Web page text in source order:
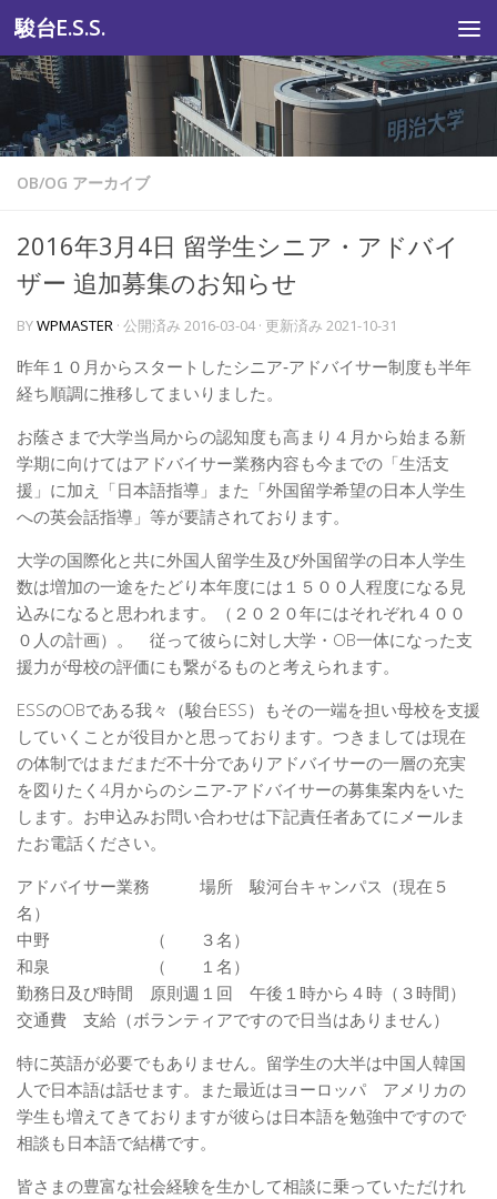
コンテンツへスキップ
駿台E.S.S.
OB/OG アーカイブ
2016年3月4日 留学生シニア・アドバイ
ザー 追加募集のお知らせ
BYWPMASTER · 公開済み 2016-03-04· 更新済み 2021-10-31
昨年１０月からスタートしたシニア‐アドバイサー制度も半年
経ち順調に推移してまいりました。
お蔭さまで大学当局からの認知度も高まり４月から始まる新
学期に向けてはアドバイサー業務内容も今までの「生活支
援」に加え「日本語指導」また「外国留学希望の日本人学生
への英会話指導」等が要請されております。
大学の国際化と共に外国人留学生及び外国留学の日本人学生
数は増加の一途をたどり本年度には１５００人程度になる見
込みになると思われます。（２０２０年にはそれぞれ４００
０人の計画）。 従って彼らに対し大学・OB一体になった支
援力が母校の評価にも繋がるものと考えられます。
ESSのOBである我々（駿台ESS）もその一端を担い母校を支援
していくことが役目かと思っております。つきましては現在
の体制ではまだまだ不十分でありアドバイサーの一層の充実
を図りたく4月からのシニア‐アドバイサーの募集案内をいた
します。お申込みお問い合わせは下記責任者あてにメールま
たお電話ください。
アドバイサー業務 場所 駿河台キャンパス（現在５
名）
中野 （ ３名）
和泉 （ １名）
勤務日及び時間 原則週１回 午後１時から４時（３時間）
交通費 支給（ボランティアですので日当はありません）
特に英語が必要でもありません。留学生の大半は中国人韓国
人で日本語は話せます。また最近はヨーロッパ アメリカの
学生も増えてきておりますが彼らは日本語を勉強中ですので
相談も日本語で結構です。
皆さまの豊富な社会経験を生かして相談に乗っていただけれ